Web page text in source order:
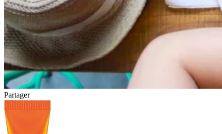
Partager